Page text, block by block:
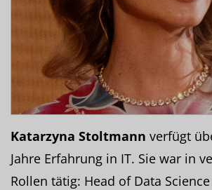
Katarzyna Stoltmann verfügt
Jahre Erfahrung in IT. Sie war in
Rollen tätig: Head of Data